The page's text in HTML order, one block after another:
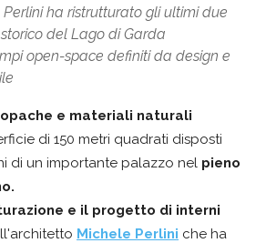
Perlini ha ristrutturato gli ultimi due
del Lago di Garda
open-space definiti da design e
e materiali naturali
di 150 metri quadrati disposti
di un importante palazzo nel pieno
e il progetto di interni
Michele Perlini che ha